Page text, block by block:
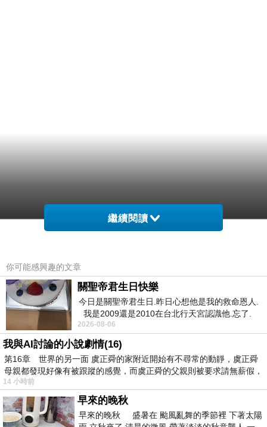
繼續閱讀
你可能感興趣的文章
關聖帝君生日快樂
今日是關聖帝君生日.昨日心想他是我的救命恩人.
我是2009還是2010在台北行天宮認識他.忘了.
一個奇摩交友的網友學
2026-08-06
我與AI討論的小說劇情(16)
第16章 世界的另一面 虞正舜的家附近開始有不尋常的動靜，虞正舜
母親都發現好像有被跟蹤的感覺，而虞正舜的父親則被要求請無薪假，
14 小時前
早來的晚秋
早來的晚秋 盛暑在 颱風亂舞的季節裡 下著太陽